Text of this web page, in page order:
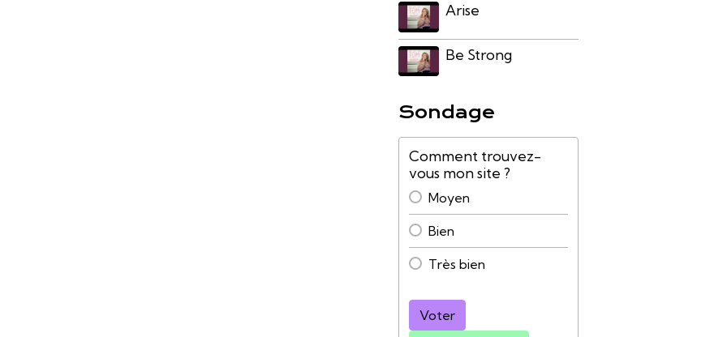
Arise
Be Strong
Sondage
Comment trouvez-
vous mon site ?
Moyen
Bien
Très bien
Voter